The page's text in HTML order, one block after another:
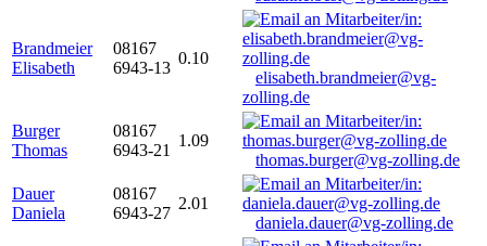
Brandmeier
Elisabeth
08167
6943-13
0.10
elisabeth.brandmeier@vg-
zolling.de
Burger
Thomas
08167
6943-21
1.09
thomas.burger@vg-zolling.de
Dauer
Daniela
08167
6943-27
2.01
daniela.dauer@vg-zolling.de